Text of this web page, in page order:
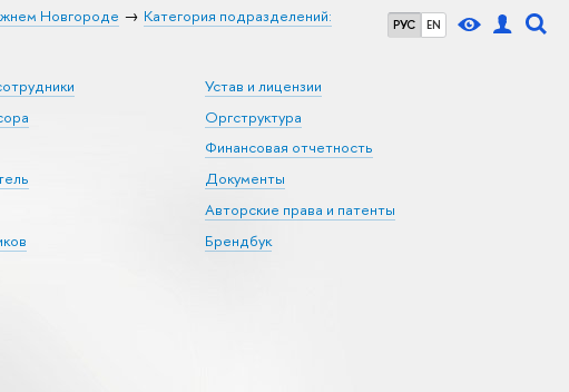
РУС EN
Новгороде
Категория подразделений:
Устав и лицензии
Оргструктура
Финансовая отчетность
Документы
Авторские права и патенты
Брендбук